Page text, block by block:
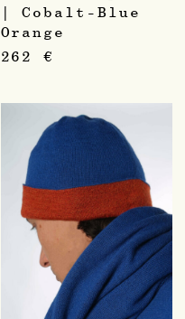
| Cobalt-Blue
Orange
262€